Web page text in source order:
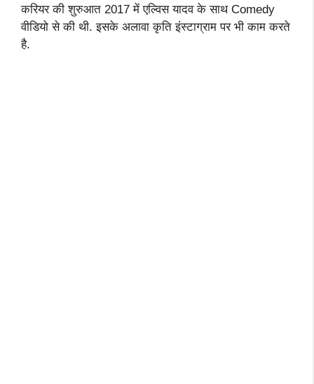
करियर की शुरुआत 2017 में एल्विस यादव के साथ Comedy
वीडियो से की थी. इसके अलावा कृति इंस्टाग्राम पर भी काम करते
है.